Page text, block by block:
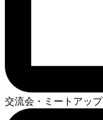
交流会・ミートアップ